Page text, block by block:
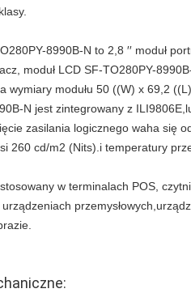
8990B-N to 2,8 ′′ moduł
moduł LCD SF-TO280PY-
wymiary modułu 50 ((W) x 69,2
N jest zintegrowany z
zasilania logicznego waha się
260 cd/m2 (Nits).i temperatury
w terminalach POS,